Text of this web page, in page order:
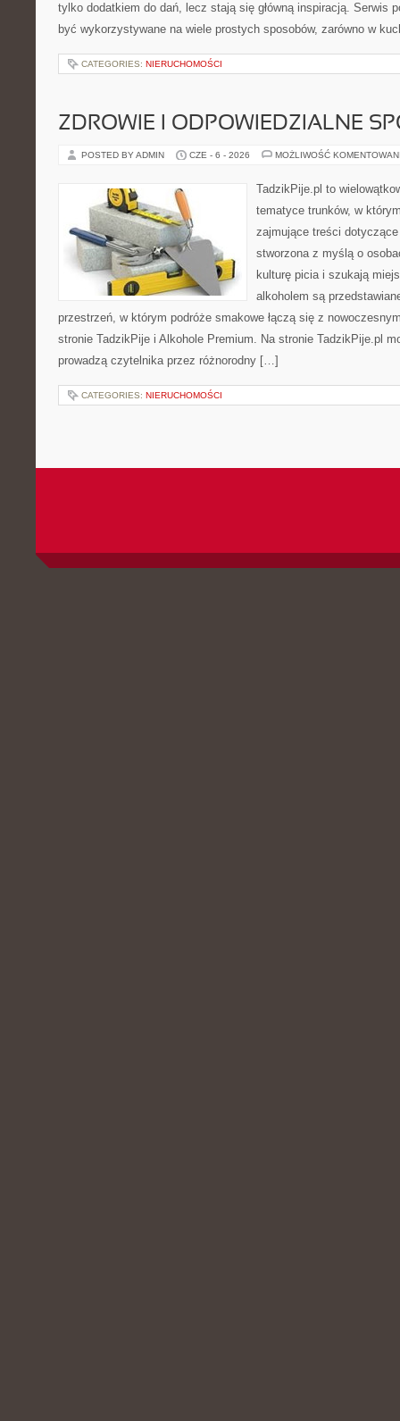
tylko dodatkiem do dań, lecz stają się główną inspiracją. Serwis
być wykorzystywane na wiele prostych sposobów, zarówno w
CATEGORIES: NIERUCHOMOŚCI
ZDROWIE I ODPOWIEDZIALNE
POSTED BY ADMIN CZE - 6 - 2026 MOŻLIWOŚĆ
TadzikPije.pl to
tematyce trunków, w
zajmujące treści dotyczące
stworzona z myślą o
kulturę picia i szukają
alkoholem są
przestrzeń, w którym podróże smakowe łączą się z
stronie TadzikPije i Alkohole Premium. Na stronie TadzikPije.pl
prowadzą czytelnika przez różnorodny […]
CATEGORIES: NIERUCHOMOŚCI